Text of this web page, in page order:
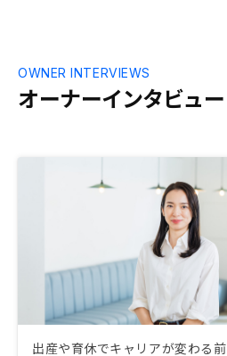
オーナーインタビュー
OWNER INTERVIEWS
出産や育休でキャリアが変わる